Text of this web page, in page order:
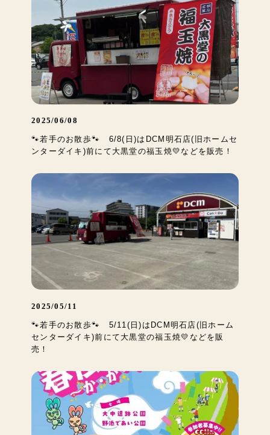
2025/06/08
🐾若手のお散歩🐾 6/8(日)はDCM明石店(旧ホームセ
ンターダイキ)前にて大黒堂の福玉焼💛などを販売！
2025/05/11
🐾若手のお散歩🐾 5/11(日)はDCM明石店(旧ホーム
センターダイキ)前にて大黒堂の福玉焼💛などを販
売！